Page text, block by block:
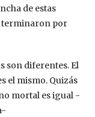
de estas
terminaron por
son diferentes. El
el mismo. Quizás
mortal es igual -